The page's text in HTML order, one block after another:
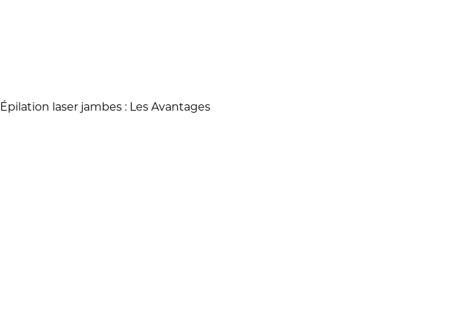
Épilation laser jambes : Les Avantages